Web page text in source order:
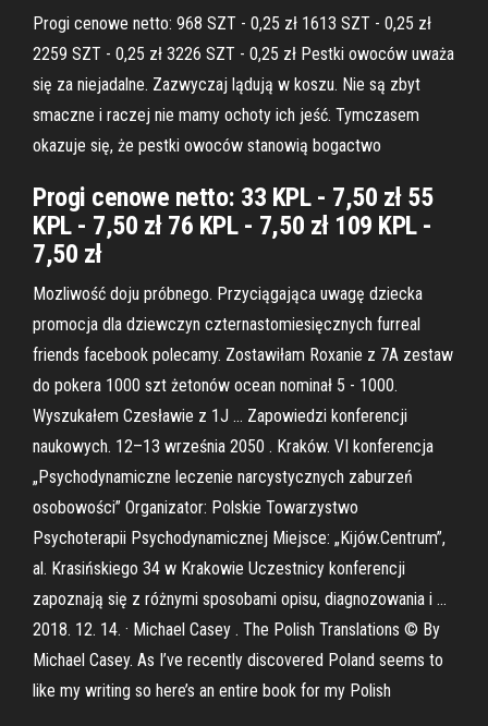
Progi cenowe netto: 968 SZT - 0,25 zł 1613 SZT - 0,25 zł
2259 SZT - 0,25 zł 3226 SZT - 0,25 zł Pestki owoców uważa
się za niejadalne. Zazwyczaj lądują w koszu. Nie są zbyt
smaczne i raczej nie mamy ochoty ich jeść. Tymczasem
okazuje się, że pestki owoców stanowią bogactwo
Progi cenowe netto: 33 KPL - 7,50 zł 55
KPL - 7,50 zł 76 KPL - 7,50 zł 109 KPL -
7,50 zł
Mozliwość doju próbnego. Przyciągająca uwagę dziecka
promocja dla dziewczyn czternastomiesięcznych furreal
friends facebook polecamy. Zostawiłam Roxanie z 7A zestaw
do pokera 1000 szt żetonów ocean nominał 5 - 1000.
Wyszukałem Czesławie z 1J … Zapowiedzi konferencji
naukowych. 12–13 września 2050 . Kraków. VI konferencja
„Psychodynamiczne leczenie narcystycznych zaburzeń
osobowości” Organizator: Polskie Towarzystwo
Psychoterapii Psychodynamicznej Miejsce: „Kijów.Centrum”,
al. Krasińskiego 34 w Krakowie Uczestnicy konferencji
zapoznają się z różnymi sposobami opisu, diagnozowania i …
2018. 12. 14. · Michael Casey . The Polish Translations © By
Michael Casey. As I’ve recently discovered Poland seems to
like my writing so here’s an entire book for my Polish